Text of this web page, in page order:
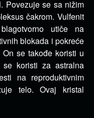
Povezuje se sa nižim
čakrom. Vulfenit
utiče na
blokada i pokreće
se takođe koristi u
se koristi za astralna
na reproduktivnim
telo. Ovaj kristal